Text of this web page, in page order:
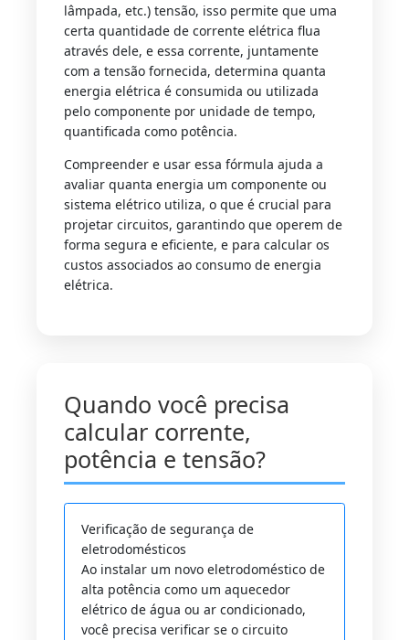
lâmpada, etc.) tensão, isso permite que uma
certa quantidade de corrente elétrica flua
através dele, e essa corrente, juntamente
com a tensão fornecida, determina quanta
energia elétrica é consumida ou utilizada
pelo componente por unidade de tempo,
quantificada como potência.
Compreender e usar essa fórmula ajuda a
avaliar quanta energia um componente ou
sistema elétrico utiliza, o que é crucial para
projetar circuitos, garantindo que operem de
forma segura e eficiente, e para calcular os
custos associados ao consumo de energia
elétrica.
Quando você precisa
calcular corrente,
potência e tensão?
Verificação de segurança de
eletrodomésticos
Ao instalar um novo eletrodoméstico de
alta potência como um aquecedor
elétrico de água ou ar condicionado,
você precisa verificar se o circuito